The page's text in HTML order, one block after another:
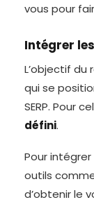
vous pour
Intégrer
L’objectif du
qui se
SERP. Pour
défini.
Pour
outils
d’obtenir le